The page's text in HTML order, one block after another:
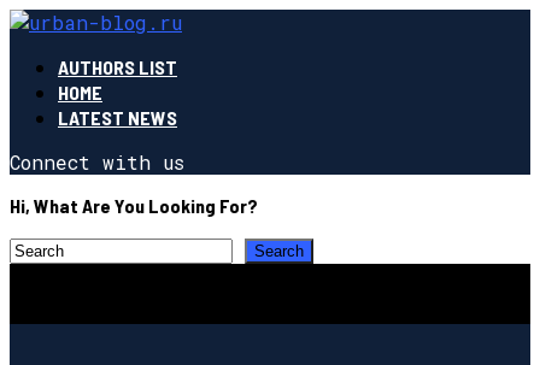
AUTHORS LIST
HOME
LATEST NEWS
Connect with us
Hi, What Are You Looking For?